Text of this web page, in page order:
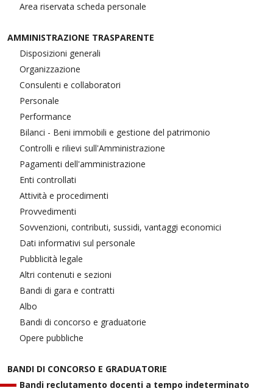
Area riservata scheda personale
AMMINISTRAZIONE TRASPARENTE
Disposizioni generali
Organizzazione
Consulenti e collaboratori
Personale
Performance
Bilanci - Beni immobili e gestione del patrimonio
Controlli e rilievi sull'Amministrazione
Pagamenti dell'amministrazione
Enti controllati
Attività e procedimenti
Provvedimenti
Sovvenzioni, contributi, sussidi, vantaggi economici
Dati informativi sul personale
Pubblicità legale
Altri contenuti e sezioni
Bandi di gara e contratti
Albo
Bandi di concorso e graduatorie
Opere pubbliche
BANDI DI CONCORSO E GRADUATORIE
Bandi reclutamento docenti a tempo indeterminato